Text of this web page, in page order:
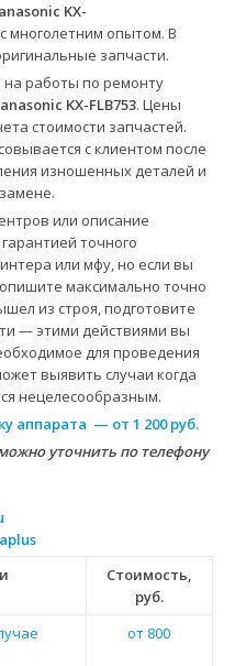
KX-
многолетним опытом. В
запчасти.
работы по ремонту
KX-FLB753. Цены
стоимости запчастей.
с клиентом после
изношенных деталей и
или описание
точного
или мфу, но если вы
максимально точно
из строя, подготовите
— этими действиями вы
для проведения
выявить случаи когда
нецелесообразным.
аппарата — от 1 200 руб.
уточнить по телефону
Стоимость,
руб.
от 800